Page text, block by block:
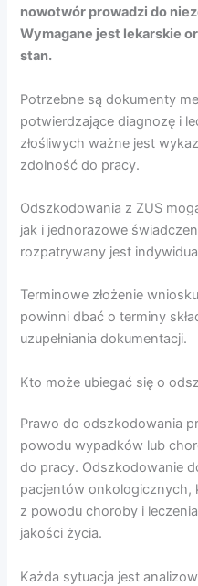
nowotwór prowadzi do
Wymagane jest lekarskie
stan.
Potrzebne są dokumenty
potwierdzające diagnozę i
złośliwych ważne jest
zdolność do pracy.
Odszkodowania z ZUS
jak i jednorazowe
rozpatrywany jest
Terminowe złożenie
powinni dbać o terminy
uzupełniania dokumentacji.
Kto może ubiegać się o
Prawo do odszkodowania
powodu wypadków lub
do pracy. Odszkodowanie
pacjentów onkologicznych,
z powodu choroby i
jakości życia.
Każda sytuacja jest